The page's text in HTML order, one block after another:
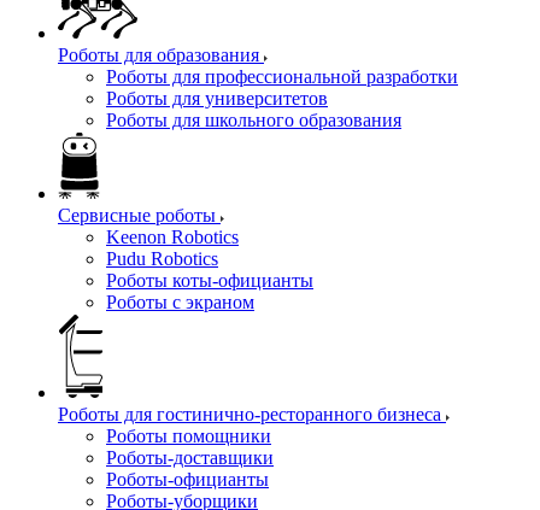
Роботы для образования
Роботы для профессиональной разработки
Роботы для университетов
Роботы для школьного образования
Сервисные роботы
Keenon Robotics
Pudu Robotics
Роботы коты-официанты
Роботы с экраном
Роботы для гостинично-ресторанного бизнеса
Роботы помощники
Роботы-доставщики
Роботы-официанты
Роботы-уборщики